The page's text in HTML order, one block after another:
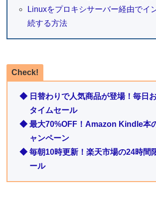
Linuxをプロキシサーバー経由でイ
続する方法
Check!
◆ 日替わりで人気商品が登場！毎日
タイムセール
◆ 最大70%OFF！Amazon Kindle本
ャンペーン
◆ 毎朝10時更新！楽天市場の24時間
ール